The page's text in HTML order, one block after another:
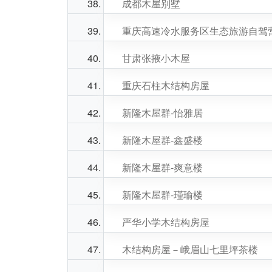
成都木屋别墅
重庆高速冷水服务区生态旅游自驾
甘肃张掖小木屋
重庆石柱木结构房屋
新隆木屋群-怡雅居
新隆木屋群-鑫盛楼
新隆木屋群-爽意楼
新隆木屋群-瑾瑜楼
严华小学木结构房屋
木结构房屋－峨眉山七里坪茶楼